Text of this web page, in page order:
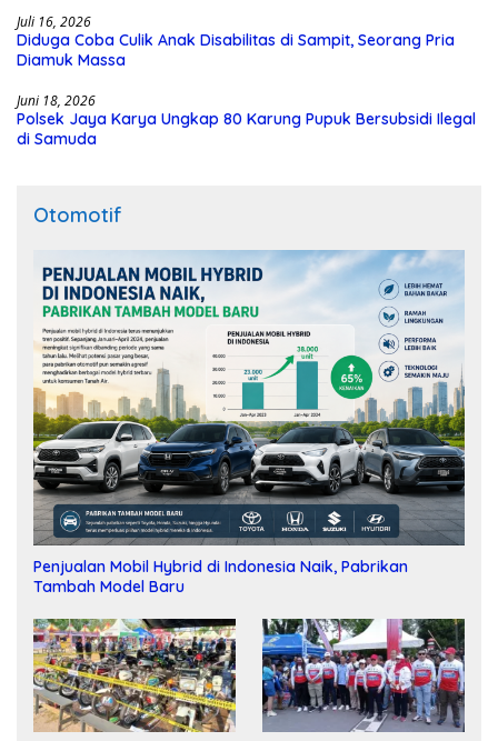
Juli 16, 2026
Diduga Coba Culik Anak Disabilitas di Sampit, Seorang Pria
Diamuk Massa
Juni 18, 2026
Polsek Jaya Karya Ungkap 80 Karung Pupuk Bersubsidi Ilegal
di Samuda
Otomotif
Penjualan Mobil Hybrid di Indonesia Naik, Pabrikan
Tambah Model Baru